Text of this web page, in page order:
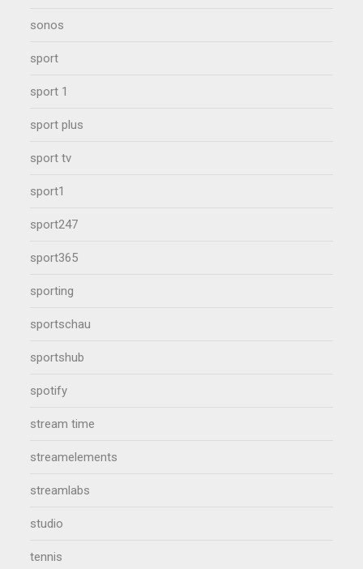
sonos
sport
sport 1
sport plus
sport tv
sport1
sport247
sport365
sporting
sportschau
sportshub
spotify
stream time
streamelements
streamlabs
studio
tennis